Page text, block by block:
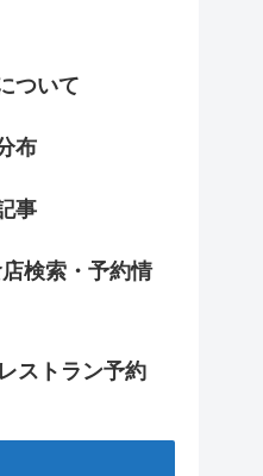
ついて
布
事
検索・予約情
ストラン予約